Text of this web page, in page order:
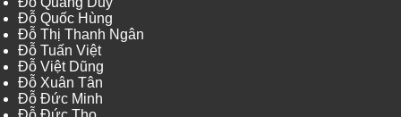
Đỗ Quốc Hùng
Đỗ Thị Thanh Ngân
Đỗ Tuấn Việt
Đỗ Việt Dũng
Đỗ Xuân Tân
Đỗ Đức Minh